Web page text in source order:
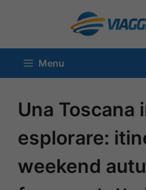
contenuto
Menu
Una Toscana
esplorare:
weekend